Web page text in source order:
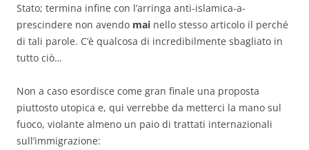
Stato; termina infine con l’arringa anti-islamica-a-
prescindere non avendo mai nello stesso articolo il perché
di tali parole. C’è qualcosa di incredibilmente sbagliato in
tutto ciò…
Non a caso esordisce come gran finale una proposta
piuttosto utopica e, qui verrebbe da metterci la mano sul
fuoco, violante almeno un paio di trattati internazionali
sull’immigrazione: